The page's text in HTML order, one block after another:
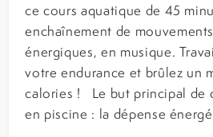
ce cours aquatique de 45
enchaînement de
énergiques, en musique.
votre endurance et brûlez un
calories ! Le but principal de
en piscine : la dépense